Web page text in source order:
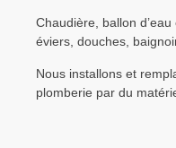
Chaudière, ballon
éviers, douches,
Nous installons et
plomberie par du